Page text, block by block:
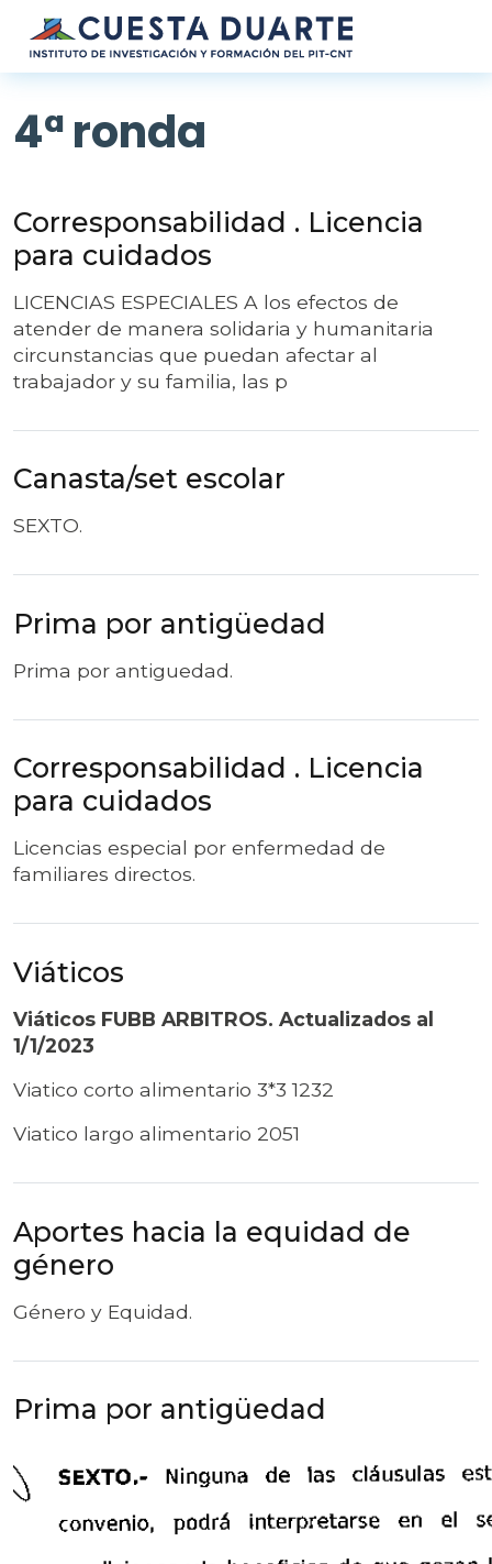
Pasar al contenido principal
4ª ronda
Corresponsabilidad . Licencia
para cuidados
LICENCIAS ESPECIALES A los efectos de
atender de manera solidaria y humanitaria
circunstancias que puedan afectar al
trabajador y su familia, las p
Canasta/set escolar
SEXTO.
Prima por antigüedad
Prima por antiguedad.
Corresponsabilidad . Licencia
para cuidados
Licencias especial por enfermedad de
familiares directos.
Viáticos
Viáticos FUBB ARBITROS. Actualizados al
1/1/2023
Viatico corto alimentario 3*3 1232
Viatico largo alimentario 2051
Aportes hacia la equidad de
género
Género y Equidad.
Prima por antigüedad